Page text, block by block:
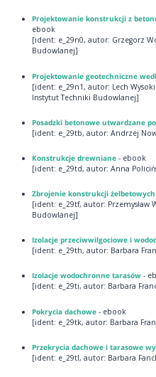
Projektowanie konstrukcji z
ebook
[ident: e_29n0, autor: Grzegorz
Budowlanej]
Projektowanie geotechniczne
[ident: e_29n1, autor: Lech
Instytut Techniki Budowlanej]
Posadzki betonowe utwardzane
[ident: e_29tb, autor: Andrzej
Konstrukcje drewniane- ebook
[ident: e_29td, autor: Anna
Zbrojenie konstrukcji żelbetowych
[ident: e_29tf, autor: Przemysław
Budowlanej]
Izolacje przeciwwilgociowe i
[ident: e_29th, autor: Barbara
Izolacje wodochronne tarasów -
[ident: e_29ti, autor: Barbara
Pokrycia dachowe- ebook
[ident: e_29tk, autor: Barbara
Przekrycia dachowe i tarasowe
[ident: e_29tl, autor: Barbara